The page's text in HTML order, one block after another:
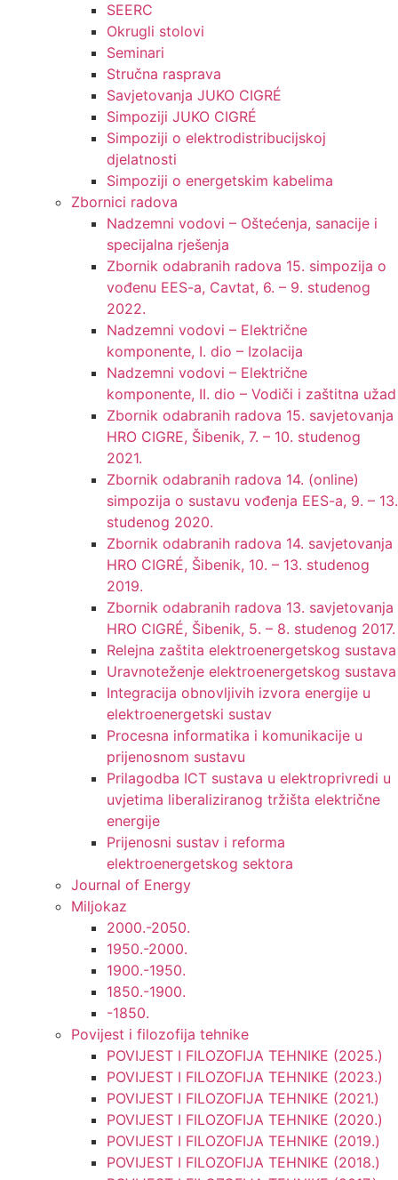
SEERC
Okrugli stolovi
Seminari​
Stručna rasprava​
Savjetovanja JUKO CIGRÉ
Simpoziji JUKO CIGRÉ
Simpoziji o elektrodistribucijskoj
djelatnosti
Simpoziji o energetskim kabelima
Zbornici radova
Nadzemni vodovi – Oštećenja, sanacije i
specijalna rješenja
Zbornik odabranih radova 15. simpozija o
vođenu EES-a, Cavtat, 6. – 9. studenog
2022.
Nadzemni vodovi – Električne
komponente, I. dio – Izolacija
Nadzemni vodovi – Električne
komponente, II. dio – Vodiči i zaštitna užad
Zbornik odabranih radova 15. savjetovanja
HRO CIGRE, Šibenik, 7. – 10. studenog
2021.
Zbornik odabranih radova 14. (online)
simpozija o sustavu vođenja EES-a, 9. – 13.
studenog 2020.
Zbornik odabranih radova 14. savjetovanja
HRO CIGRÉ, Šibenik, 10. – 13. studenog
2019.
Zbornik odabranih radova 13. savjetovanja
HRO CIGRÉ, Šibenik, 5. – 8. studenog 2017.
Relejna zaštita elektroenergetskog sustava
Uravnoteženje elektroenergetskog sustava
Integracija obnovljivih izvora energije u
elektroenergetski sustav
Procesna informatika i komunikacije u
prijenosnom sustavu
Prilagodba ICT sustava u elektroprivredi u
uvjetima liberaliziranog tržišta električne
energije
Prijenosni sustav i reforma
elektroenergetskog sektora
Journal of Energy
Miljokaz
2000.-2050.
1950.-2000.
1900.-1950.
1850.-1900.
-1850.
Povijest i filozofija tehnike
POVIJEST I FILOZOFIJA TEHNIKE (2025.)
POVIJEST I FILOZOFIJA TEHNIKE (2023.)
POVIJEST I FILOZOFIJA TEHNIKE (2021.)
POVIJEST I FILOZOFIJA TEHNIKE (2020.)
POVIJEST I FILOZOFIJA TEHNIKE (2019.)
POVIJEST I FILOZOFIJA TEHNIKE (2018.)